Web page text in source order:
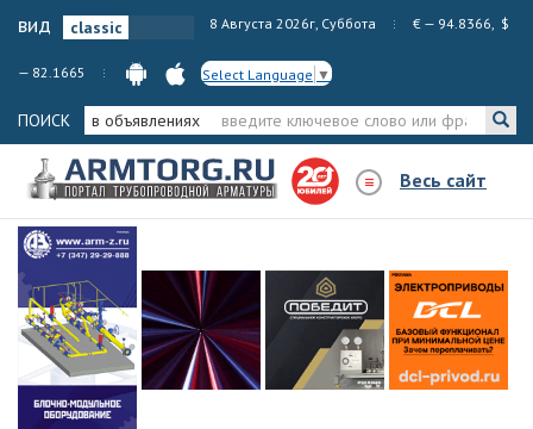
вид 8 Августа 2026г, Суббота € — 94.8366, $
— 82.1665 Select Language ▼
ПОИСК в объявлениях
Весь сайт